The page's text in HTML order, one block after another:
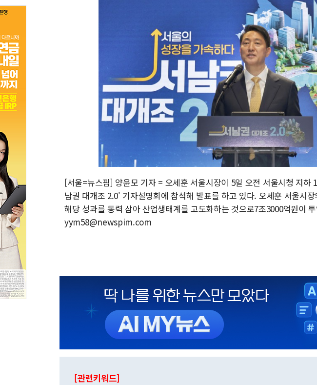
"文
신세
李대
'변기
워트,
프
NH
아바
[서울=뉴스핌] 양윤모 기자 = 오세훈 서울시장이 5일 오전 서울시청 지하
남권 대개조 2.0' 기자설명회에 참석해 발표를 하고 있다. 오세훈 서울시
해당 성과를 동력 삼아 산업생태계를 고도화하는 것으로7조3000억원이
yym58@newspim.com
[관련키워드]